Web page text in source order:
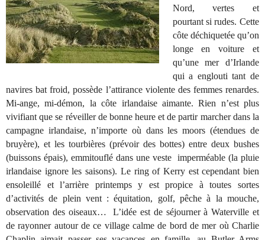
Nord, vertes et
pourtant si rudes. Cette
côte déchiquetée qu’on
longe en voiture et
qu’une mer d’Irlande
qui a englouti tant de
navires bat froid, possède l’attirance violente des femmes renardes.
Mi-ange, mi-démon, la côte irlandaise aimante. Rien n’est plus
vivifiant que se réveiller de bonne heure et de partir marcher dans la
campagne irlandaise, n’importe où dans les moors (étendues de
bruyère), et les tourbières (prévoir des bottes) entre deux bushes
(buissons épais), emmitouflé dans une veste imperméable (la pluie
irlandaise ignore les saisons). Le ring of Kerry est cependant bien
ensoleillé et l’arrière printemps y est propice à toutes sortes
d’activités de plein vent : équitation, golf, pêche à la mouche,
observation des oiseaux… L’idée est de séjourner à Waterville et
de rayonner autour de ce village calme de bord de mer où Charlie